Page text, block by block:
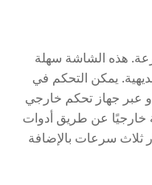
هذه الشاشة سهلة
يمكن التحكم في
عبر جهاز تحكم خارجي
خارجيًا عن طريق أدوات
ثلاث سرعات بالإضافة